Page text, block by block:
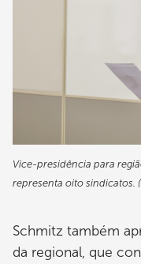
Vice-presidência para
representa oito sindicatos.
Schmitz também
da regional, que